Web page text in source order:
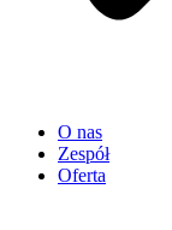
O nas
Zespół
Oferta